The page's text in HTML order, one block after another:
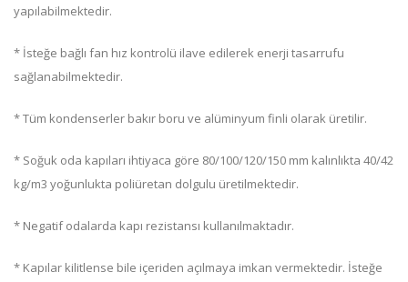
yapılabilmektedir.
* İsteğe bağlı fan hız kontrolü ilave edilerek enerji tasarrufu
sağlanabilmektedir.
* Tüm kondenserler bakır boru ve alüminyum finli olarak üretilir.
* Soğuk oda kapıları ihtiyaca göre 80/100/120/150 mm kalınlıkta 40/42
kg/m3 yoğunlukta poliüretan dolgulu üretilmektedir.
* Negatif odalarda kapı rezistansı kullanılmaktadır.
* Kapılar kilitlense bile içeriden açılmaya imkan vermektedir. İsteğe